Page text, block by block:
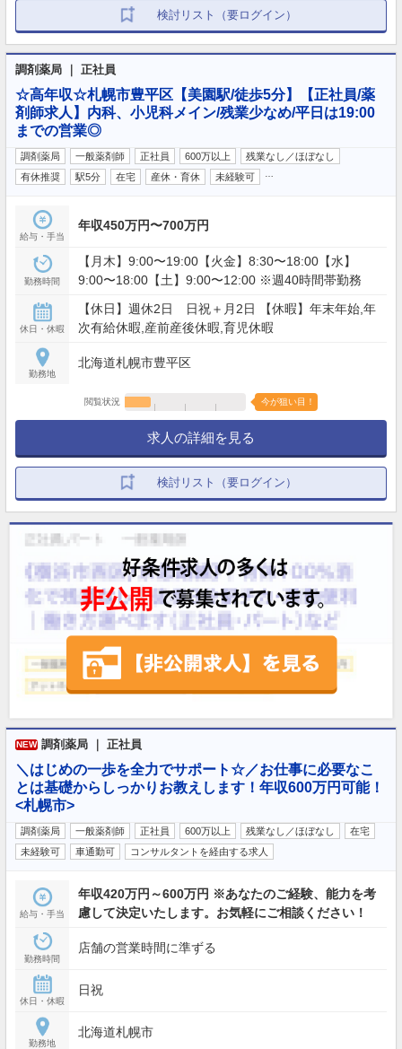
検討リスト（要ログイン）
調剤薬局 ｜ 正社員
☆高年収☆札幌市豊平区【美園駅/徒歩5分】【正社員/薬
剤師求人】内科、小児科メイン/残業少なめ/平日は19:00
までの営業◎
調剤薬局 一般薬剤師 正社員 600万以上
残業なし／ほぼなし
有休推奨
駅5分 在宅 産休・育休 未経験可
給与・手当
年収450万円〜700万円
勤務時間
【月木】9:00〜19:00【火金】8:30〜18:00【水】
9:00〜18:00【土】9:00〜12:00 ※週40時間帯勤務
休日・休暇
【休日】週休2日 日祝＋月2日 【休暇】年末年始,年
次有給休暇,産前産後休暇,育児休暇
勤務地
北海道札幌市豊平区
閲覧状況 今が狙い目！
求人の詳細を見る
検討リスト（要ログイン）
NEW 調剤薬局 ｜ 正社員
＼はじめの一歩を全力でサポート☆／お仕事に必要なこ
とは基礎からしっかりお教えします！年収600万円可能！
<札幌市>
調剤薬局 一般薬剤師 正社員 600万以上 残業なし／ほぼなし
在宅
未経験可
車通勤可 コンサルタントを経由する求人
給与・手当
年収420万円～600万円 ※あなたのご経験、能力を考
慮して決定いたします。お気軽にご相談ください！
勤務時間
店舗の営業時間に準ずる
休日・休暇
日祝
勤務地
北海道札幌市